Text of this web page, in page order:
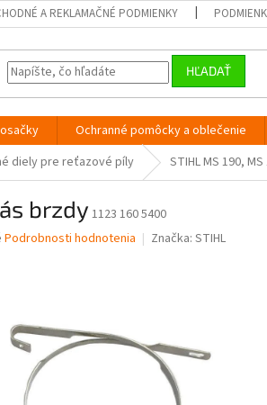
A REKLAMAČNÉ PODMIENKY
HĽADAŤ
Ochranné pomôcky a oblečenie
diely pre reťazové píly STIHL MS 190,
brzdy1123 160 5400
Podrobnosti hodnotenia Značka: STIHL